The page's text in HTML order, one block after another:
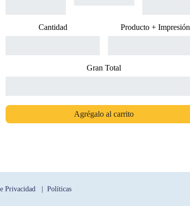
Cantidad Producto + Impresión
Gran Total
Agrégalo al carrito
Privacidad | Políticas